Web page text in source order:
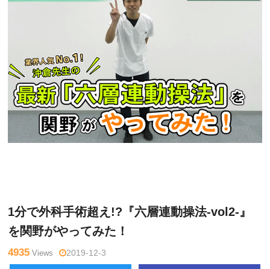
1分で外科手術超え!?『六層連動操法-vol2-』
を関野がやってみた！
4935 Views 2019-12-3